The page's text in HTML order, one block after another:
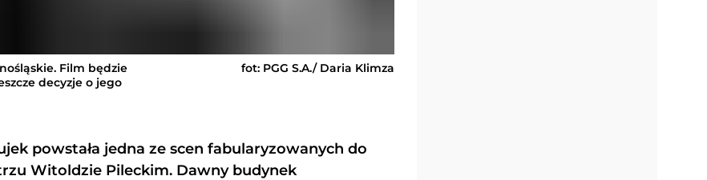
Film będzie
decyzje o jego
fot: PGG S.A./ Daria Klimza
powstała jedna ze scen fabularyzowanych do
Witoldzie Pileckim. Dawny budynek